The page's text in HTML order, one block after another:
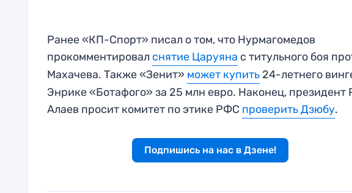
Ранее «КП-Спорт» писал о том, что Нурмагомедов
прокомментировал снятие Царуяна с титульного боя
Махачева. Также «Зенит» может купить 24-летнего
Энрике «Ботафого» за 25 млн евро. Наконец, президент
Алаев просит комитет по этике РФС проверить Дзюбу.
Подпишись на нас в Дзене!